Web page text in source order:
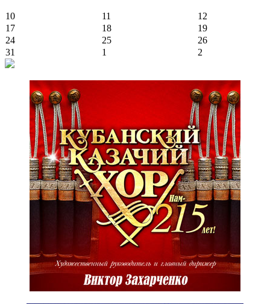
10 11
12
17
18
19
24
25
26
31
1 2